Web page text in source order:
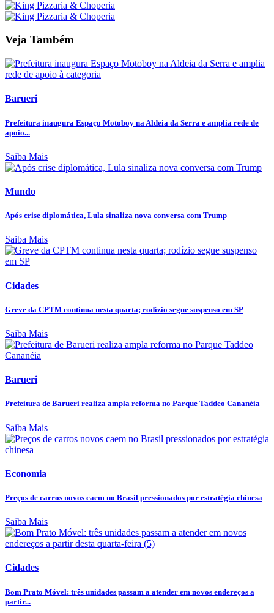
Veja Também
Barueri
Prefeitura inaugura Espaço Motoboy na Aldeia da Serra e amplia rede de
apoio...
Saiba Mais
Mundo
Após crise diplomática, Lula sinaliza nova conversa com Trump
Saiba Mais
Cidades
Greve da CPTM continua nesta quarta; rodízio segue suspenso em SP
Saiba Mais
Barueri
Prefeitura de Barueri realiza ampla reforma no Parque Taddeo Cananéia
Saiba Mais
Economia
Preços de carros novos caem no Brasil pressionados por estratégia chinesa
Saiba Mais
Cidades
Bom Prato Móvel: três unidades passam a atender em novos endereços a
partir...